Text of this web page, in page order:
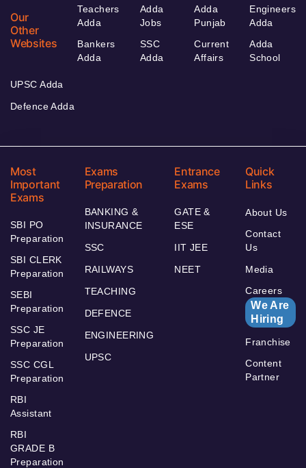
Our
Other
Websites
Teachers
Adda
Bankers
Adda
Adda
Jobs
SSC
Adda
Adda
Punjab
Current
Affairs
Engineers
Adda
Adda
School
UPSC Adda
Defence Adda
Most
Important
Exams
SBI PO
Preparation
SBI CLERK
Preparation
SEBI
Preparation
SSC JE
Preparation
SSC CGL
Preparation
RBI
Assistant
RBI
GRADE B
Preparation
Exams
Preparation
BANKING &
INSURANCE
SSC
RAILWAYS
TEACHING
DEFENCE
ENGINEERING
UPSC
Entrance
Exams
GATE &
ESE
IIT JEE
NEET
Quick
Links
About Us
Contact
Us
Media
Careers
We Are
Hiring
Franchise
Content
Partner